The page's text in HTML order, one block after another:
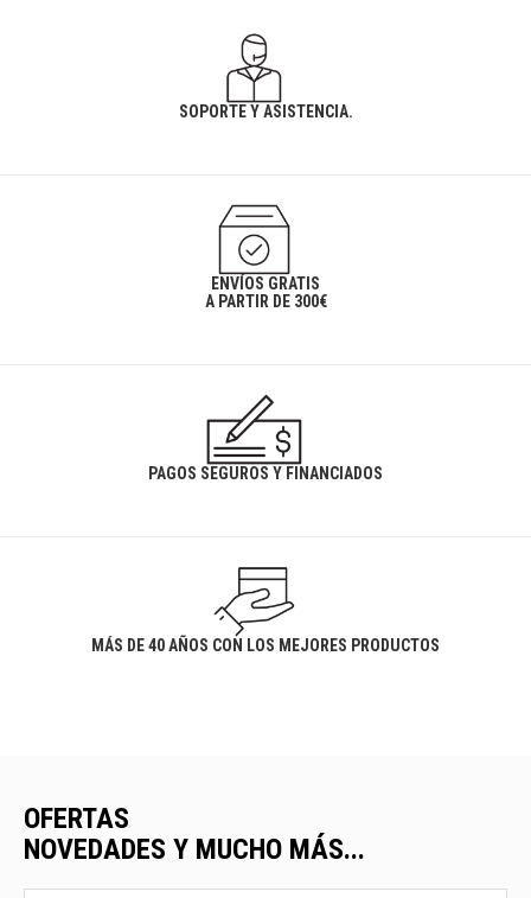
SOPORTE Y ASISTENCIA.
ENVÍOS GRATIS
A PARTIR DE 300€
PAGOS SEGUROS Y FINANCIADOS
MÁS DE 40 AÑOS CON LOS MEJORES PRODUCTOS
OFERTAS
NOVEDADES Y MUCHO MÁS...